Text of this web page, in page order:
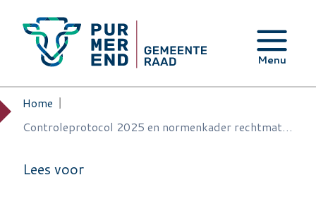
Menu
Kruimelpad
Home
Lees voor